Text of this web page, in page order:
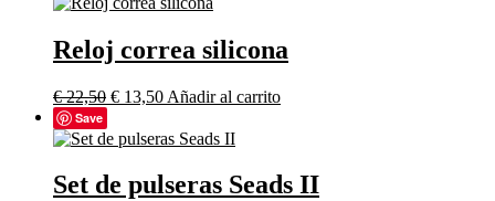
Reloj correa silicona
€22,50 € 13,50 Añadir al carrito
Save
Set de pulseras Seads II